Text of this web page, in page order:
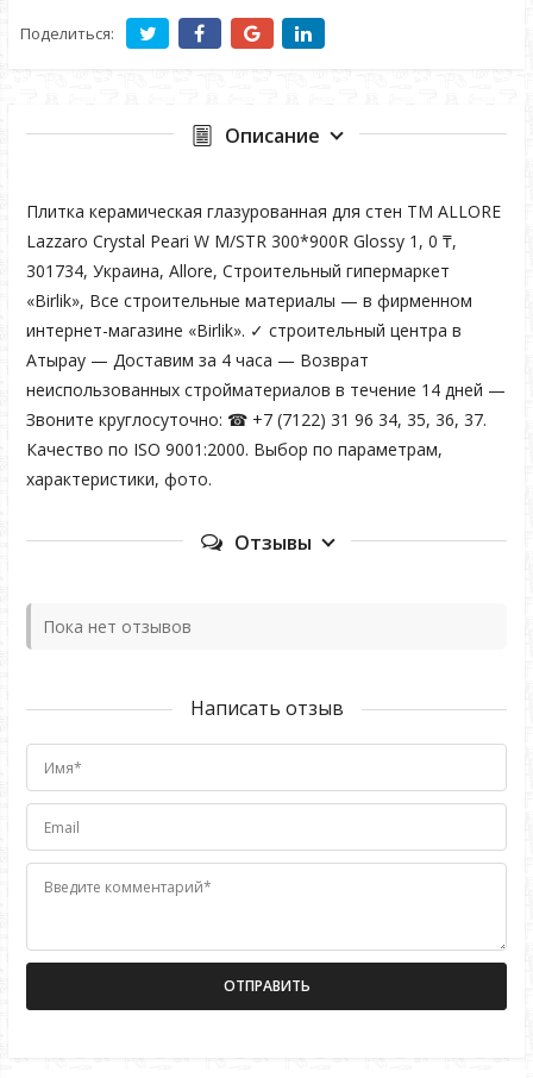
Поделиться:
Описание
Плитка керамическая глазурованная для стен TM ALLORE
Lazzaro Crystal Peari W M/STR 300*900R Glossy 1, 0 ₸,
301734, Украина, Allore, Строительный гипермаркет
«Birlik», Все строительные материалы — в фирменном
интернет-магазине «Birlik». ✓ строительный центра в
Атырау — Доставим за 4 часа — Возврат
неиспользованных стройматериалов в течение 14 дней —
Звоните круглосуточно: ☎ +7 (7122) 31 96 34, 35, 36, 37.
Качество по ISO 9001:2000. Выбор по параметрам,
характеристики, фото.
Отзывы
Пока нет отзывов
Написать отзыв
Имя*
Email
Введите комментарий*